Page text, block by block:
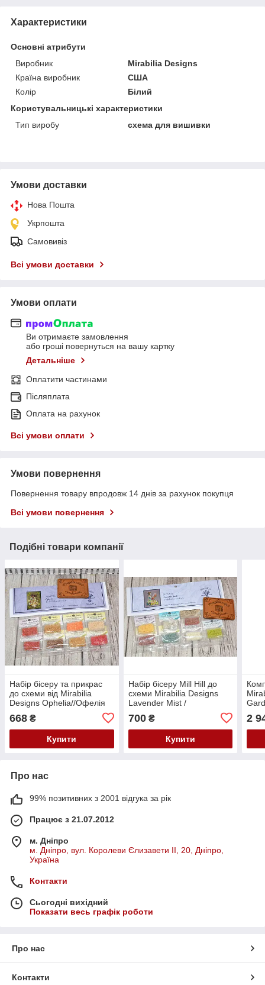
Характеристики
Основні атрибути
Виробник
Mirabilia Designs
Країна виробник
США
Колір
Білий
Користувальницькі характеристики
Тип виробу
схема для вишивки
Умови доставки
Нова Пошта
Укрпошта
Самовивіз
Всі умови доставки
Умови оплати
Ви отримаєте замовлення
або гроші повернуться на вашу картку
Детальніше
Оплатити частинами
Післяплата
Оплата на рахунок
Всі умови оплати
Умови повернення
Повернення товару впродовж 14 днів за рахунок покупця
Всі умови повернення
Подібні товари компанії
Набір бісеру та прикрас
до схеми від Mirabilia
Designs Ophelia//Офелія
668 ₴
Купити
Набір бісеру Mill Hill до
схеми Mirabilia Designs
Lavender Mist /
MD183E
700₴
Купити
2
Про нас
99% позитивних з 2001 відгука за рік
Працює з 21.07.2012
м. Дніпро
м. Дніпро, вул. Королеви Єлизавети ІІ, 20, Дніпро,
Україна
Контакти
Сьогодні вихідний
Показати весь графік роботи
Про нас
Контакти